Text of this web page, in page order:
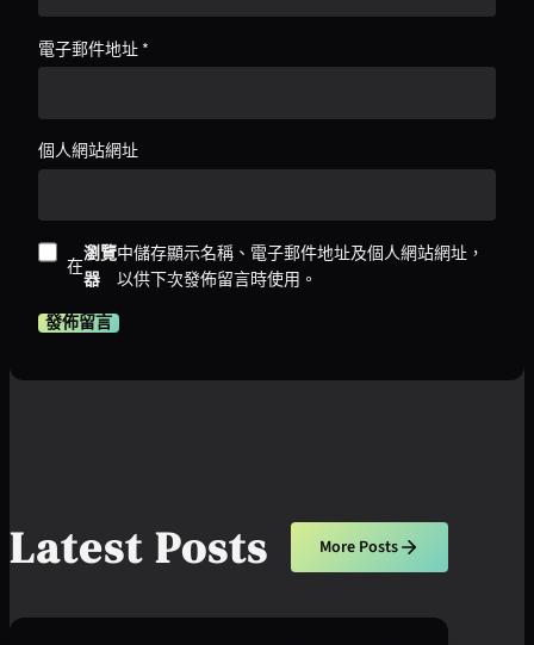
電子郵件地址 *
個人網站網址
在
瀏覽
器
中儲存顯示名稱、電子郵件地址及個人網站網址，
以供下次發佈留言時使用。
Latest Posts More Posts